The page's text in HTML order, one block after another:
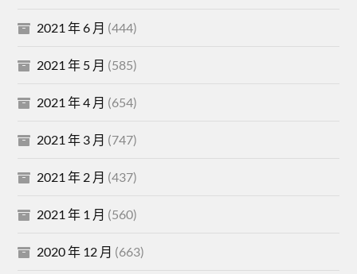
2021 年 6 月 (444)
2021 年 5 月 (585)
2021 年 4 月 (654)
2021 年 3 月 (747)
2021 年 2 月 (437)
2021 年 1 月 (560)
2020 年 12 月 (663)